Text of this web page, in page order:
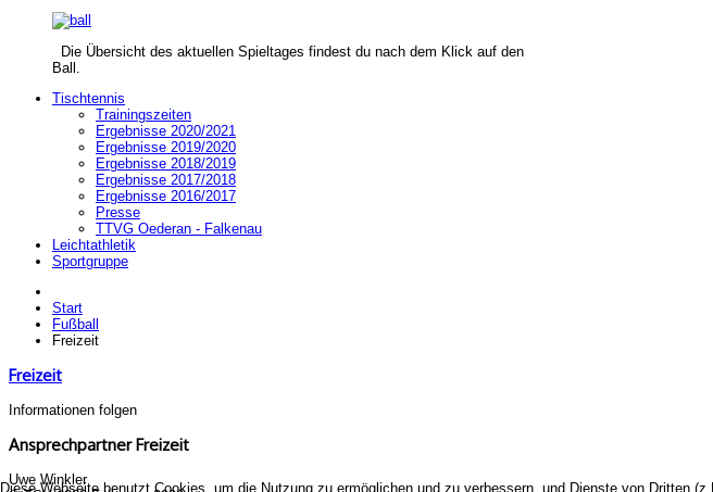
Die Übersicht des aktuellen Spieltages findest du nach dem Klick auf den
Ball.
Tischtennis
Trainingszeiten
Ergebnisse 2020/2021
Ergebnisse 2019/2020
Ergebnisse 2018/2019
Ergebnisse 2017/2018
Ergebnisse 2016/2017
Presse
TTVG Oederan - Falkenau
Leichtathletik
Sportgruppe
Start
Fußball
Freizeit
Freizeit
Informationen folgen
Ansprechpartner Freizeit
Uwe Winkler
Diese Webseite benutzt Cookies, um die Nutzung zu ermöglichen und zu verbessern, und Dienste von Dritten